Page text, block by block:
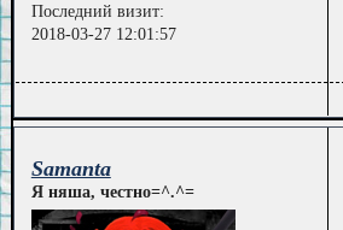
Последний визит:
2018-03-27 12:01:57
Samanta
Я няша, честно=^.^=